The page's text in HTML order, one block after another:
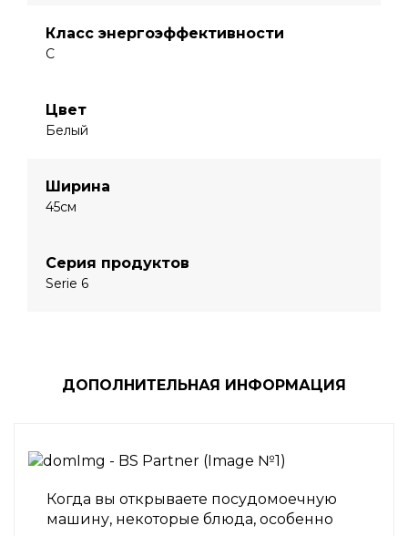
Класс энергоэффективности
C
Цвет
Белый
Ширина
45см
Серия продуктов
Serie 6
ДОПОЛНИТЕЛЬНАЯ ИНФОРМАЦИЯ
Когда вы открываете посудомоечную
машину, некоторые блюда, особенно